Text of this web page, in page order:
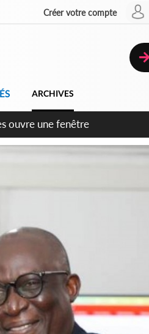
Créer votre compte
ARCHIVES
un accord avec la